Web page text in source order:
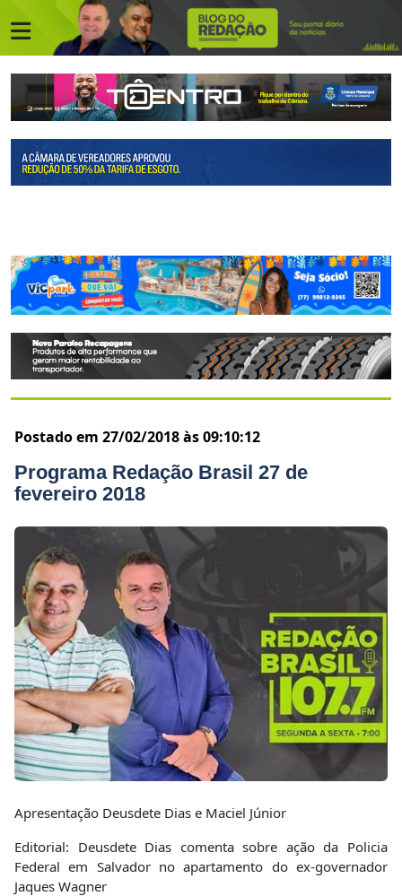
Postado em 27/02/2018 às 09:10:12
Programa Redação Brasil 27 de
fevereiro 2018
Apresentação Deusdete Dias e Maciel Júnior
Editorial: Deusdete Dias comenta sobre ação da Policia
Federal em Salvador no apartamento do ex-governador
Jaques Wagner